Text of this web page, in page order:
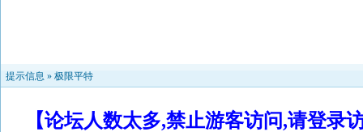
提示信息 » 极限平特
【论坛人数太多,禁止游客访问,请登